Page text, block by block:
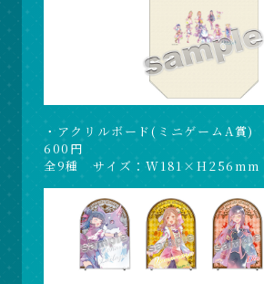
・アクリルボード(ミニゲームA賞
600円
全9種 サイズ：W181×H256mm